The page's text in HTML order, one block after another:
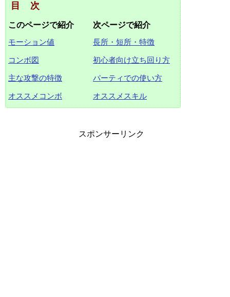
目次
このページで紹介
モーション値
コンボ図
主な攻撃の特徴
オススメコンボ
次ページで紹介
長所・短所・特徴
初心者向け立ち回り方
パーティでの使い方
オススメスキル
スポンサーリンク